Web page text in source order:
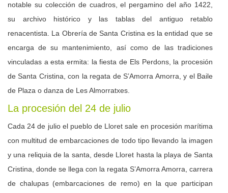
notable su colección de cuadros, el pergamino del año 1422,
su archivo histórico y las tablas del antiguo retablo
renacentista. La Obrería de Santa Cristina es la entidad que se
encarga de su mantenimiento, así como de las tradiciones
vinculadas a esta ermita: la fiesta de Els Perdons, la procesión
de Santa Cristina, con la regata de S’Amorra Amorra, y el Baile
de Plaza o danza de Les Almorratxes.
La procesión del 24 de julio
Cada 24 de julio el pueblo de Lloret sale en procesión marítima
con multitud de embarcaciones de todo tipo llevando la imagen
y una reliquia de la santa, desde Lloret hasta la playa de Santa
Cristina, donde se llega con la regata S’Amorra Amorra, carrera
de chalupas (embarcaciones de remo) en la que participan